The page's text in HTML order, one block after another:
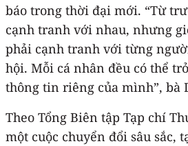
báo trong thời đại mới. “Từ
cạnh tranh với nhau, nhưng
phải cạnh tranh với từng
hội. Mỗi cá nhân đều có thể
thông tin riêng của mình”, bà
Theo Tổng Biên tập Tạp chí
một cuộc chuyển đổi sâu sắc,